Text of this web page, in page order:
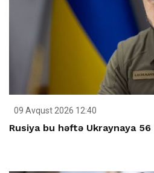
09 Avqust 2026 12:40
Rusiya bu həftə Ukraynaya